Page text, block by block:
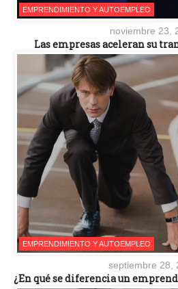
EMPRENDIMIENTO Y AUTOEMPLEO
noviembre 23,
Las empresas aceleran su
EMPRENDIMIENTO Y AUTOEMPLEO
septiembre 28,
¿En qué se diferencia un